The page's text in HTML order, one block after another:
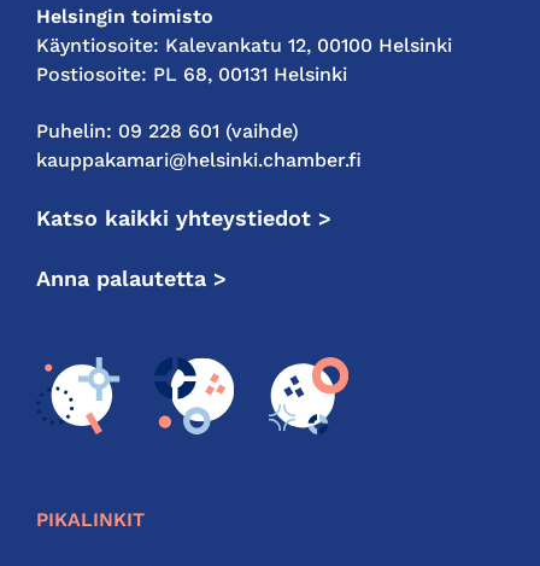
Helsingin toimisto
Käyntiosoite: Kalevankatu 12, 00100 Helsinki
Postiosoite: PL 68, 00131 Helsinki
Puhelin: 09 228 601 (vaihde)
kauppakamari@helsinki.chamber.fi
Katso kaikki yhteystiedot >
Anna palautetta >
PIKALINKIT